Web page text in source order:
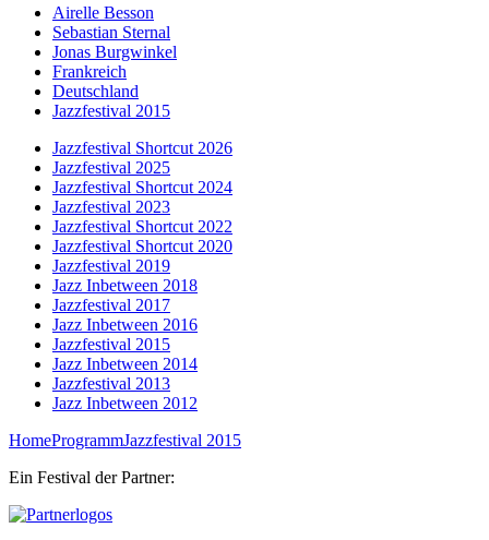
Airelle Besson
Sebastian Sternal
Jonas Burgwinkel
Frankreich
Deutschland
Jazzfestival 2015
Jazzfestival Shortcut 2026
Jazzfestival 2025
Jazzfestival Shortcut 2024
Jazzfestival 2023
Jazzfestival Shortcut 2022
Jazzfestival Shortcut 2020
Jazzfestival 2019
Jazz Inbetween 2018
Jazzfestival 2017
Jazz Inbetween 2016
Jazzfestival 2015
Jazz Inbetween 2014
Jazzfestival 2013
Jazz Inbetween 2012
HomeProgrammJazzfestival 2015
Ein Festival der Partner: